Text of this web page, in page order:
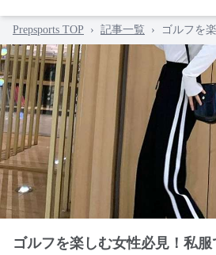
Prepsports TOP › 記事一覧 › ゴルフを
ゴルフを楽しむ女性必見！私